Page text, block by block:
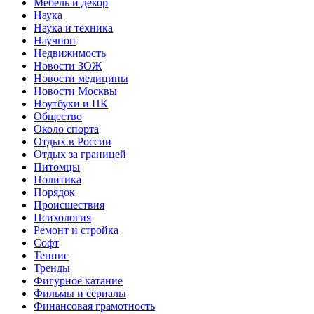
Мебель и декор
Наука
Наука и техника
Научпоп
Недвижимость
Новости ЗОЖ
Новости медицины
Новости Москвы
Ноутбуки и ПК
Общество
Около спорта
Отдых в России
Отдых за границей
Питомцы
Политика
Порядок
Происшествия
Психология
Ремонт и стройка
Софт
Теннис
Тренды
Фигурное катание
Фильмы и сериалы
Финансовая грамотность